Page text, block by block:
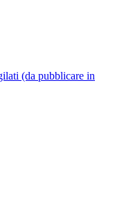
(da pubblicare in